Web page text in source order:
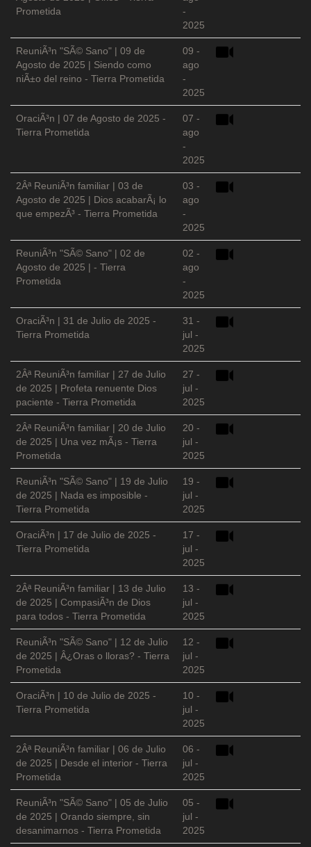
Prometida
-
2025
ReuniÃ³n "SÃ© Sano" | 09 de
Agosto de 2025 | Siendo como
niÃ±o del reino - Tierra Prometida
09 -
ago
-
2025
OraciÃ³n | 07 de Agosto de 2025 -
Tierra Prometida
07 -
ago
-
2025
2Âª ReuniÃ³n familiar | 03 de
Agosto de 2025 | Dios acabarÃ¡ lo
que empezÃ³ - Tierra Prometida
03 -
ago
-
2025
ReuniÃ³n "SÃ© Sano" | 02 de
Agosto de 2025 | - Tierra
Prometida
02 -
ago
-
2025
OraciÃ³n | 31 de Julio de 2025 -
Tierra Prometida
31 -
jul -
2025
2Âª ReuniÃ³n familiar | 27 de Julio
de 2025 | Profeta renuente Dios
paciente - Tierra Prometida
27 -
jul -
2025
2Âª ReuniÃ³n familiar | 20 de Julio
de 2025 | Una vez mÃ¡s - Tierra
Prometida
20 -
jul -
2025
ReuniÃ³n "SÃ© Sano" | 19 de Julio
de 2025 | Nada es imposible -
Tierra Prometida
19 -
jul -
2025
OraciÃ³n | 17 de Julio de 2025 -
Tierra Prometida
17 -
jul -
2025
2Âª ReuniÃ³n familiar | 13 de Julio
de 2025 | CompasiÃ³n de Dios
para todos - Tierra Prometida
13 -
jul -
2025
ReuniÃ³n "SÃ© Sano" | 12 de Julio
de 2025 | Â¿Oras o lloras? - Tierra
Prometida
12 -
jul -
2025
OraciÃ³n | 10 de Julio de 2025 -
Tierra Prometida
10 -
jul -
2025
2Âª ReuniÃ³n familiar | 06 de Julio
de 2025 | Desde el interior - Tierra
Prometida
06 -
jul -
2025
ReuniÃ³n "SÃ© Sano" | 05 de Julio
de 2025 | Orando siempre, sin
desanimarnos - Tierra Prometida
05 -
jul -
2025